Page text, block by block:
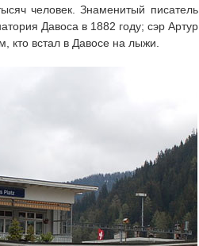
человек. Знаменитый писатель
Давоса в 1882 году; сэр Артур
кто встал в Давосе на лыжи.